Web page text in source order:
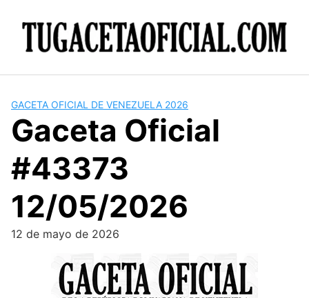
GACETA OFICIAL DE VENEZUELA 2026
Gaceta Oficial
#43373
12/05/2026
12 de mayo de 2026